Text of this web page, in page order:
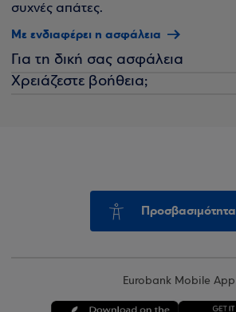
συχνές απάτες.
Με ενδιαφέρει η ασφάλεια
Για τη δική σας ασφάλεια
Χρειάζεστε βοήθεια;
Προσβασιμότητα
Eurobank Mobile App